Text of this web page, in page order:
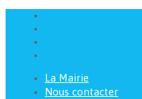
La Mairie
Nous contacter